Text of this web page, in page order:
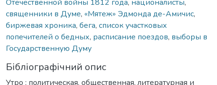
Отечественной войны 1812 года, националисты,
священники в Думе, «Мятеж» Эдмонда де-Амичис,
биржевая хроника, бега, список участковых
попечителей о бедных, расписание поездов, выборы в
Государственную Думу
Бібліографічний опис
Утро : политическая, общественная, литературная и